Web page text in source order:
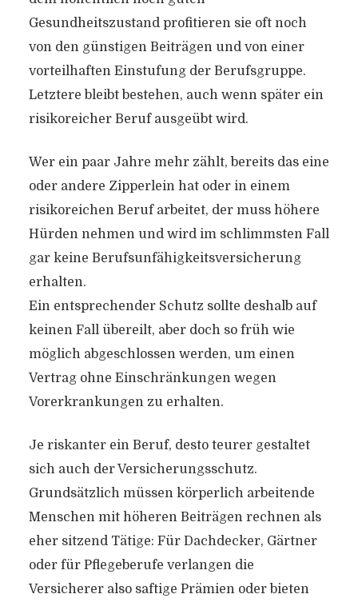
Gesundheitszustand profitieren sie oft noch
von den günstigen Beiträgen und von einer
vorteilhaften Einstufung der Berufsgruppe.
Letztere bleibt bestehen, auch wenn später ein
risikoreicher Beruf ausgeübt wird.
Wer ein paar Jahre mehr zählt, bereits das eine
oder andere Zipperlein hat oder in einem
risikoreichen Beruf arbeitet, der muss höhere
Hürden nehmen und wird im schlimmsten Fall
gar keine Berufsunfähigkeitsversicherung
erhalten.
Ein entsprechender Schutz sollte deshalb auf
keinen Fall übereilt, aber doch so früh wie
möglich abgeschlossen werden, um einen
Vertrag ohne Einschränkungen wegen
Vorerkrankungen zu erhalten.
Je riskanter ein Beruf, desto teurer gestaltet
sich auch der Versicherungsschutz.
Grundsätzlich müssen körperlich arbeitende
Menschen mit höheren Beiträgen rechnen als
eher sitzend Tätige: Für Dachdecker, Gärtner
oder für Pflegeberufe verlangen die
Versicherer also saftige Prämien oder bieten